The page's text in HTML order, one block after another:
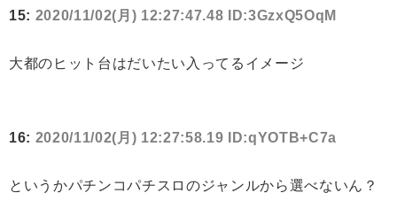
15: 2020/11/02(月) 12:27:47.48 ID:3GzxQ5OqM
大都のヒット台はだいたい入ってるイメージ
16: 2020/11/02(月) 12:27:58.19 ID:qYOTB+C7a
というかパチンコパチスロのジャンルから選べないん？